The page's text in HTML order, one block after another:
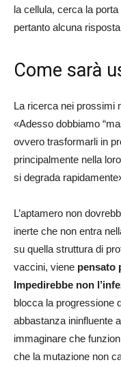
la cellula, cerca la porta
pertanto alcuna
Come sarà
La ricerca nei prossimi
«Adesso dobbiamo
ovvero trasformarli in
principalmente nella loro
si degrada
L’aptamero non
inerte che non entra
su quella struttura di
vaccini, viene pensato
Impedirebbe non
blocca la progressione
abbastanza ininfluente
immaginare che
che la mutazione non